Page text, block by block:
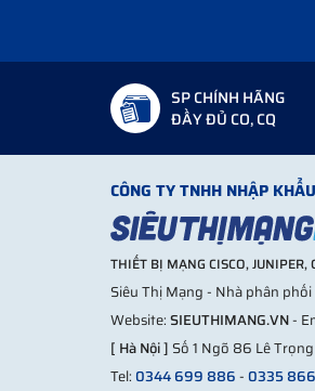
SP CHÍNH HÃNG
ĐẦY ĐỦ CO, CQ
CÔNG TY TNHH NHẬP
THIẾT BỊ MẠNG CISCO,
Siêu Thị Mạng - Nhà phân
Website:SIEUTHIMANG.VN-
[ Hà Nội ] Số 1 Ngõ 86 Lê
Tel:0344 699 886-0335